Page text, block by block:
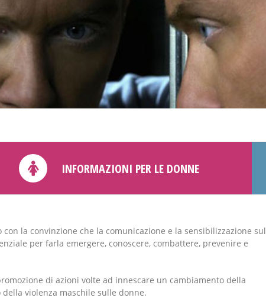
INFORMAZIONI PER LE DONNE
con la convinzione che la comunicazione e la sensibilizzazione sul
per farla emergere, conoscere, combattere, prevenire e
di azioni volte ad innescare un cambiamento della
violenza maschile sulle donne.